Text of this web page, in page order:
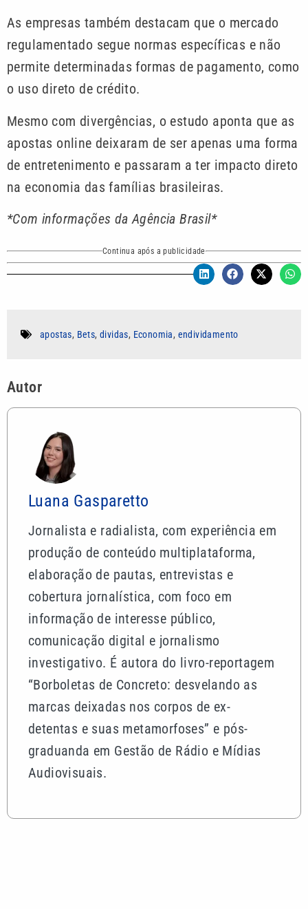
As empresas também destacam que o mercado
regulamentado segue normas específicas e não
permite determinadas formas de pagamento, como
o uso direto de crédito.
Mesmo com divergências, o estudo aponta que as
apostas online deixaram de ser apenas uma forma
de entretenimento e passaram a ter impacto direto
na economia das famílias brasileiras.
*Com informações da Agência Brasil*
Continua após a publicidade
apostas, Bets,dividas, Economia, endividamento
Autor
Luana Gasparetto
Jornalista e radialista, com experiência em
produção de conteúdo multiplataforma,
elaboração de pautas, entrevistas e
cobertura jornalística, com foco em
informação de interesse público,
comunicação digital e jornalismo
investigativo. É autora do livro-reportagem
“Borboletas de Concreto: desvelando as
marcas deixadas nos corpos de ex-
detentas e suas metamorfoses” e pós-
graduanda em Gestão de Rádio e Mídias
Audiovisuais.